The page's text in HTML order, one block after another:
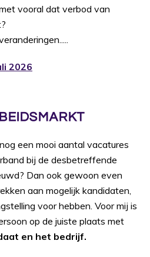
vooral dat verbod van
2026
een mooi aantal vacatures
bij de desbetreffende
Dan ook gewoon even
aan mogelijk kandidaten,
voor hebben. Voor mij is
op de juiste plaats met
en het bedrijf.